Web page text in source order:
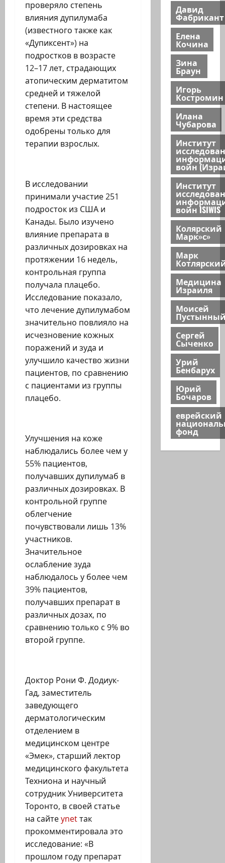
проверяло степень
влияния дупилумаба
(известного также как
«Дупиксент») на
подростков в возрасте
12–17 лет, страдающих
атопическим дерматитом
средней и тяжелой
степени. В настоящее
время эти средства
одобрены только для
терапии взрослых.
В исследовании
принимали участие 251
подросток из США и
Канады. Было изучено
влияние препарата в
различных дозировках на
протяжении 16 недель,
контрольная группа
получала плацебо.
Исследование показало,
что лечение дупилумабом
значительно повлияло на
исчезновение кожных
поражений и зуда и
улучшило качество жизни
пациентов, по сравнению
с пациентами из группы
плацебо.
Улучшения на коже
наблюдались более чем у
55% ​​пациентов,
получавших дупилумаб в
различных дозировках. В
контрольной группе
облегчение
почувствовали лишь 13%
участников.
Значительное
ослабление зуда
наблюдалось у более чем
39% пациентов,
получавших препарат в
различных дозах, по
сравнению только с 9% во
второй группе.
Доктор Рони Ф. Додиук-
Гад, заместитель
заведующего
дерматологическим
отделением в
медицинском центре
«Эмек», старший лектор
медицинского факультета
Техниона и научный
сотрудник Университета
Торонто, в своей статье
на сайтеynetтак
прокомментировала это
исследование: «В
прошлом году препарат
Давид
Фабрикант
Елена
Кочина
Зина
Браун
Игорь
Костромин
Илана
Чубарова
Институт
войн
Институт
войн ISIWIS
Колярский
Марк»с»
Марк
Медицина
Израиля
Моисей
Сергей
Сыченко
Урий
Бенбарух
Юрий
Бочаров
еврейский
фонд